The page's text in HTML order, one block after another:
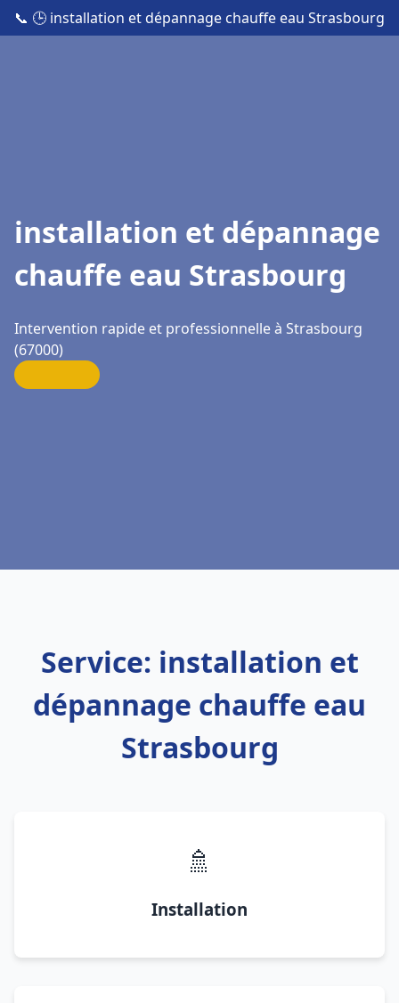
📞 🕒 installation et dépannage chauffe eau Strasbourg
installation et dépannage
chauffe eau Strasbourg
Intervention rapide et professionnelle à Strasbourg
(67000)
Service: installation et
dépannage chauffe eau
Strasbourg
🚿
Installation